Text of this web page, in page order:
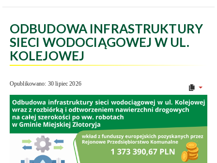
ODBUDOWA INFRASTRUKTURY
SIECI WODOCIĄGOWEJ W UL.
KOLEJOWEJ
Opublikowano: 30 lipiec 2026